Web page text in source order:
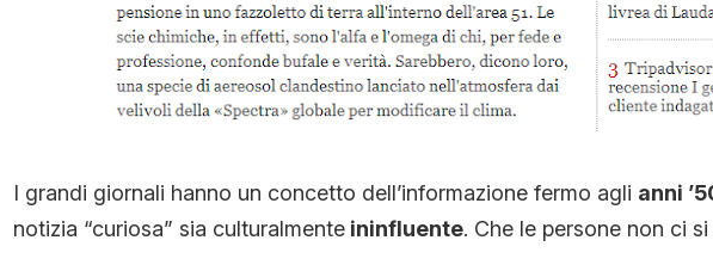
I grandi giornali hanno un concetto dell’informazione fermo agli anni
notizia “curiosa” sia culturalmenteininfluente. Che le persone non ci